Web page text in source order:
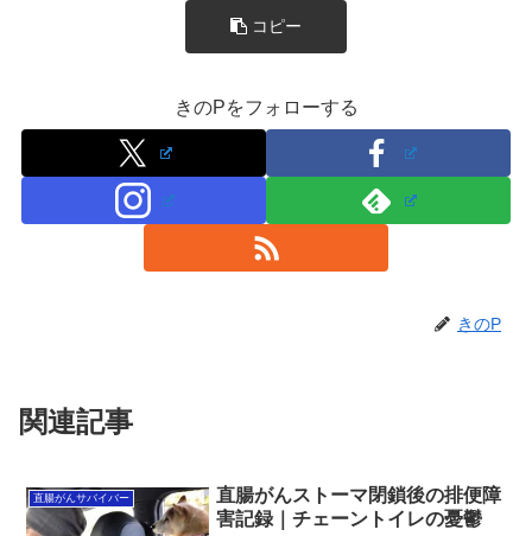
コピー
きのPをフォローする
きのP
関連記事
直腸がんサバイバー
直腸がんストーマ閉鎖後の排便障
害記録｜チェーントイレの憂鬱